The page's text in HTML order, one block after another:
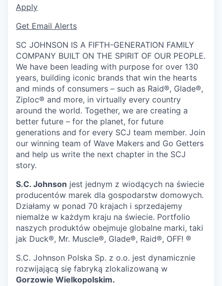
Apply
Get Email Alerts
SC JOHNSON IS A FIFTH-GENERATION FAMILY
COMPANY BUILT ON THE SPIRIT OF OUR PEOPLE.
We have been leading with purpose for over 130
years, building iconic brands that win the hearts
and minds of consumers – such as Raid®, Glade®,
Ziploc® and more, in virtually every country
around the world. Together, we are creating a
better future – for the planet, for future
generations and for every SCJ team member. Join
our winning team of Wave Makers and Go Getters
and help us write the next chapter in the SCJ
story.
S.C. Johnson jest jednym z wiodących na świecie
producentów marek dla gospodarstw domowych.
Działamy w ponad 70 krajach i sprzedajemy
niemalże w każdym kraju na świecie. Portfolio
naszych produktów obejmuje globalne marki, taki
jak Duck®, Mr. Muscle®, Glade®, Raid®, OFF! ®
S.C. Johnson Polska Sp. z o.o. jest dynamicznie
rozwijającą się fabryką zlokalizowaną w
Gorzowie Wielkopolskim.